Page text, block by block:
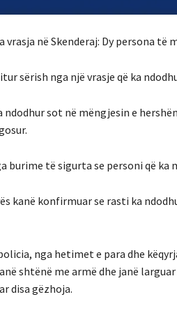
vrasja në Skenderaj: Dy persona
sërish nga një vrasje që ka
ndodhur sot në mëngjesin e
burime të sigurta se personi që ka
kanë konfirmuar se rasti ka
nga hetimet e para dhe
shtënë me armë dhe janë
disa gëzhoja.